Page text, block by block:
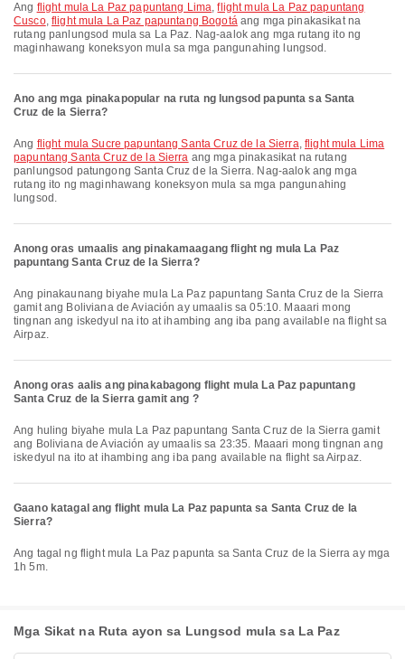
Ang flight mula La Paz papuntang Lima,flight mula La Paz papuntang
Cusco, flight mula La Paz papuntang Bogotáang mga pinakasikat na
rutang panlungsod mula sa La Paz. Nag-aalok ang mga rutang ito ng
maginhawang koneksyon mula sa mga pangunahing lungsod.
Ano ang mga pinakapopular na ruta ng lungsod papunta sa Santa
Cruz de la Sierra?
Ang flight mula Sucre papuntang Santa Cruz de la Sierra, flight mula Lima
papuntang Santa Cruz de la Sierra ang mga pinakasikat na rutang
panlungsod patungong Santa Cruz de la Sierra. Nag-aalok ang mga
rutang ito ng maginhawang koneksyon mula sa mga pangunahing
lungsod.
Anong oras umaalis ang pinakamaagang flight ng mula La Paz
papuntang Santa Cruz de la Sierra?
Ang pinakaunang biyahe mula La Paz papuntang Santa Cruz de la Sierra
gamit ang Boliviana de Aviación ay umaalis sa 05:10. Maaari mong
tingnan ang iskedyul na ito at ihambing ang iba pang available na flight sa
Airpaz.
Anong oras aalis ang pinakabagong flight mula La Paz papuntang
Santa Cruz de la Sierra gamit ang ?
Ang huling biyahe mula La Paz papuntang Santa Cruz de la Sierra gamit
ang Boliviana de Aviación ay umaalis sa 23:35. Maaari mong tingnan ang
iskedyul na ito at ihambing ang iba pang available na flight sa Airpaz.
Gaano katagal ang flight mula La Paz papunta sa Santa Cruz de la
Sierra?
Ang tagal ng flight mula La Paz papunta sa Santa Cruz de la Sierra ay mga
1h 5m.
Mga Sikat na Ruta ayon sa Lungsod mula sa La Paz